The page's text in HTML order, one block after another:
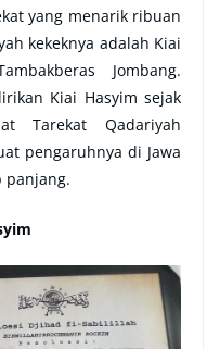
yang menarik ribuan
kekeknya adalah Kiai
Jombang.
Kiai Hasyim sejak
Tarekat Qadariyah
pengaruhnya di Jawa
panjang.